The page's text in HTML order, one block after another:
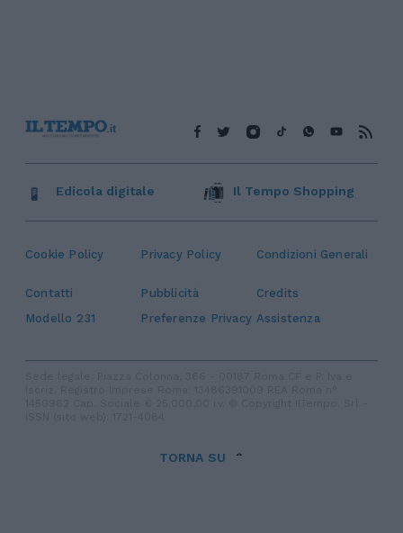
Cookie Policy Privacy Policy Condizioni Generali
Contatti Pubblicità
Credits
Modello 231
Preferenze Privacy Assistenza
Edicola digitale Il Tempo Shopping
TORNA SU